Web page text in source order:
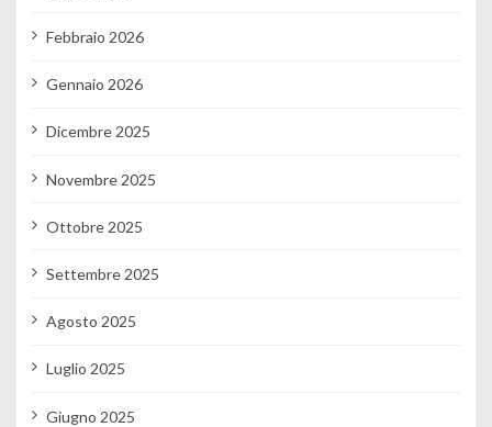
Febbraio 2026
Gennaio 2026
Dicembre 2025
Novembre 2025
Ottobre 2025
Settembre 2025
Agosto 2025
Luglio 2025
Giugno 2025